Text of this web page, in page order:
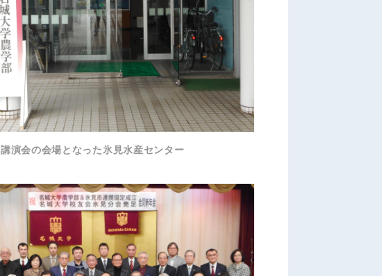
講演会の会場となった氷見水産センター